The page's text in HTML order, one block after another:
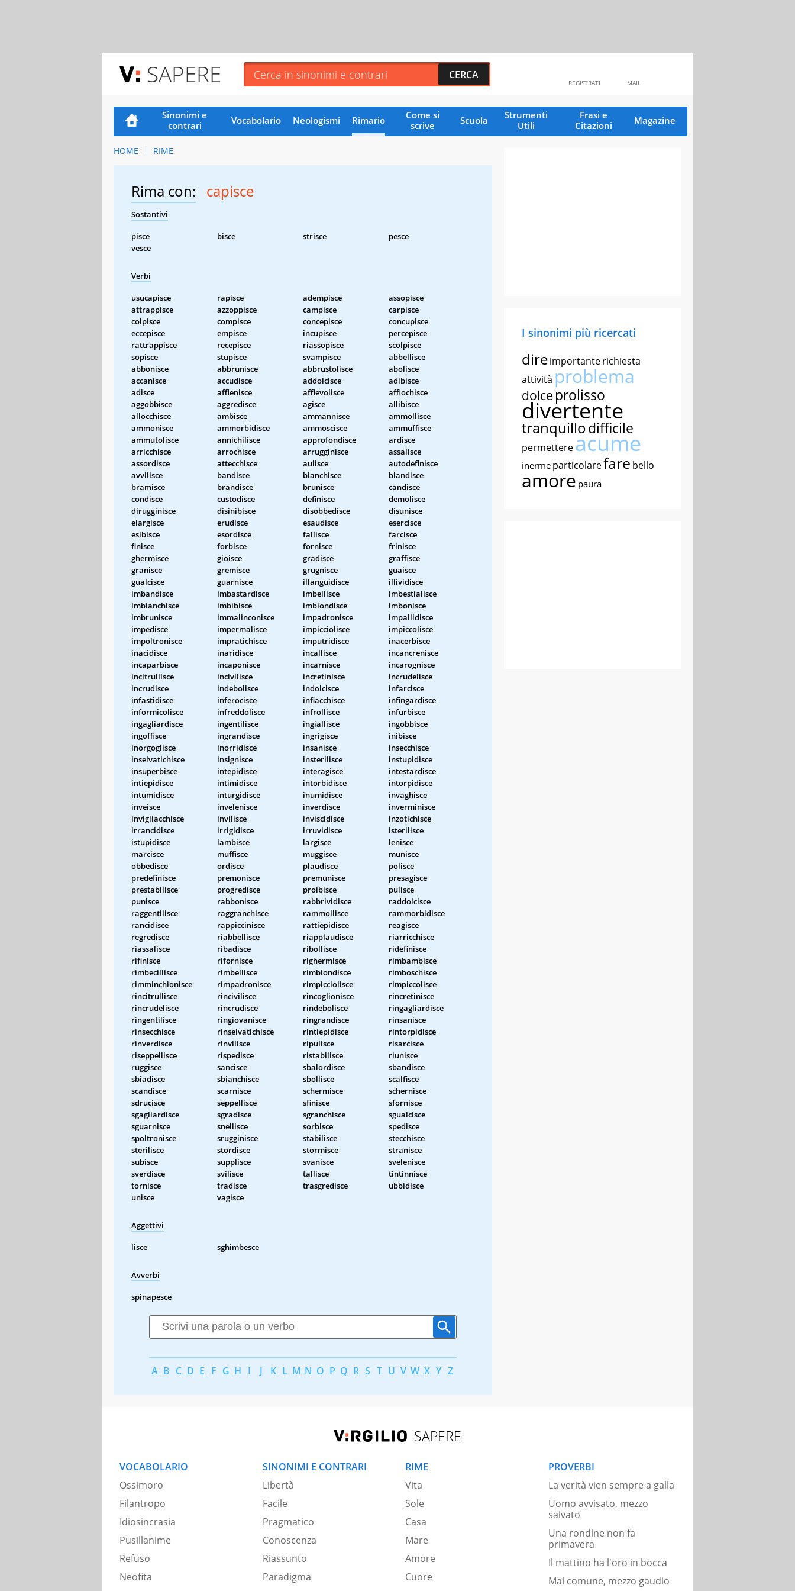
SAPERE MAIL
REGISTRATI
Sinonimi e
contrari
Vocabolario Neologismi Rimario
Come si
scrive
Scuola
Strumenti
Utili
Frasi e
Citazioni
Magazine
HOME RIME
Rima con: capisce
Sostantivi
pisce bisce strisce
pesce
vesce
Verbi
usucapisce rapisce adempisce
assopisce
attrappisce
azzoppisce campisce
carpisce
colpisce
compisce concepisce
concupisce
eccepisce
empisce incupisce
percepisce
rattrappisce
recepisce riassopisce
scolpisce
sopisce
stupisce svampisce
abbellisce
abbonisce
abbrunisce abbrustolisce
abolisce
accanisce
accudisce addolcisce
adibisce
adisce
affienisce affievolisce
affiochisce
aggobbisce
aggredisce agisce
allibisce
allocchisce
ambisce ammannisce
ammollisce
ammonisce
ammorbidisce ammoscisce
ammuffisce
ammutolisce
annichilisce approfondisce
ardisce
arricchisce
arrochisce arrugginisce
assalisce
assordisce
attecchisce aulisce
autodefinisce
avvilisce
bandisce bianchisce
blandisce
bramisce
brandisce brunisce
candisce
condisce
custodisce definisce
demolisce
dirugginisce
disinibisce disobbedisce
disunisce
elargisce
erudisce esaudisce
esercisce
esibisce
esordisce fallisce
farcisce
finisce
forbisce fornisce
frinisce
ghermisce
gioisce gradisce
graffisce
granisce
gremisce grugnisce
guaisce
gualcisce
guarnisce illanguidisce
illividisce
imbandisce
imbastardisce imbellisce
imbestialisce
imbianchisce
imbibisce imbiondisce
imbonisce
imbrunisce
immalinconisce impadronisce
impallidisce
impedisce
impermalisce impicciolisce
impiccolisce
impoltronisce
impratichisce imputridisce
inacerbisce
inacidisce
inaridisce incallisce
incancrenisce
incaparbisce
incaponisce incarnisce
incarognisce
incitrullisce
incivilisce incretinisce
incrudelisce
incrudisce
indebolisce indolcisce
infarcisce
infastidisce
inferocisce infiacchisce
infingardisce
informicolisce
infreddolisce infrollisce
infurbisce
ingagliardisce
ingentilisce ingiallisce
ingobbisce
ingoffisce
ingrandisce ingrigisce
inibisce
inorgoglisce
inorridisce insanisce
insecchisce
inselvatichisce
insignisce insterilisce
instupidisce
insuperbisce
intepidisce interagisce
intestardisce
intiepidisce
intimidisce intorbidisce
intorpidisce
intumidisce
inturgidisce inumidisce
invaghisce
inveisce
invelenisce inverdisce
inverminisce
invigliacchisce
invilisce inviscidisce
inzotichisce
irrancidisce
irrigidisce irruvidisce
isterilisce
istupidisce
lambisce largisce
lenisce
marcisce
muffisce muggisce
munisce
obbedisce
ordisce plaudisce
polisce
predefinisce
premonisce premunisce
presagisce
prestabilisce
progredisce proibisce
pulisce
punisce
rabbonisce rabbrividisce
raddolcisce
raggentilisce
raggranchisce rammollisce
rammorbidisce
rancidisce
rappiccinisce rattiepidisce
reagisce
regredisce
riabbellisce riapplaudisce
riarricchisce
riassalisce
ribadisce ribollisce
ridefinisce
rifinisce
rifornisce righermisce
rimbambisce
rimbecillisce
rimbellisce rimbiondisce
rimboschisce
rimminchionisce
rimpadronisce rimpicciolisce
rimpiccolisce
rincitrullisce
rincivilisce rincoglionisce
rincretinisce
rincrudelisce
rincrudisce rindebolisce
ringagliardisce
ringentilisce
ringiovanisce ringrandisce
rinsanisce
rinsecchisce
rinselvatichisce rintiepidisce
rintorpidisce
rinverdisce
rinvilisce ripulisce
risarcisce
riseppellisce
rispedisce ristabilisce
riunisce
ruggisce
sancisce sbalordisce
sbandisce
sbiadisce
sbianchisce sbollisce
scalfisce
scandisce
scarnisce schermisce
schernisce
sdrucisce
seppellisce sfinisce
sfornisce
sgagliardisce
sgradisce sgranchisce
sgualcisce
sguarnisce
snellisce sorbisce
spedisce
spoltronisce
srugginisce stabilisce
stecchisce
sterilisce
stordisce stormisce
stranisce
subisce
supplisce svanisce
svelenisce
sverdisce
svilisce tallisce
tintinnisce
tornisce
tradisce trasgredisce
ubbidisce
unisce
vagisce
Aggettivi
lisce sghimbesce
Avverbi
spinapesce
A B C D E F G H I J K L M N O P Q R S T U V W X Y Z
I sinonimi più ricercati
direimportanterichiesta
attività problema
dolce prolisso
divertente
tranquillodifficile
permettereacume
inerme particolarefare bello
amore paura
SAPERE
VOCABOLARIO
Ossimoro
Filantropo
Idiosincrasia
Pusillanime
Refuso
Neofita
SINONIMI E CONTRARI
Libertà
Facile
Pragmatico
Conoscenza
Riassunto
Paradigma
RIME
Vita
Sole
Casa
Mare
Amore
Cuore
PROVERBI
La verità vien sempre a galla
Uomo avvisato, mezzo
salvato
Una rondine non fa
primavera
Il mattino ha l'oro in bocca
Mal comune, mezzo gaudio